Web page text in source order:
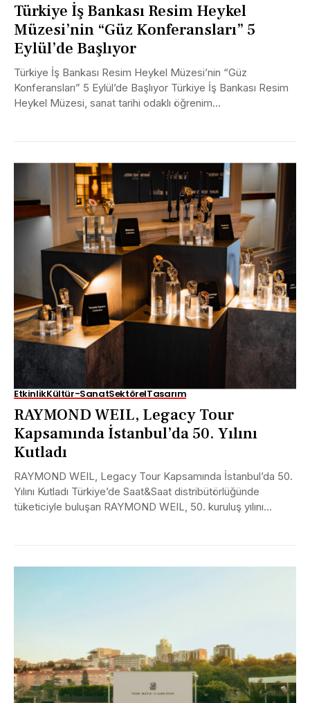
Türkiye İş Bankası Resim Heykel
Müzesi’nin “Güz Konferansları” 5
Eylül’de Başlıyor
Türkiye İş Bankası Resim Heykel Müzesi’nin “Güz
Konferansları” 5 Eylül’de Başlıyor Türkiye İş Bankası Resim
Heykel Müzesi, sanat tarihi odaklı öğrenim
EtkinlikKültür-SanatSektörelTasarım
RAYMOND WEIL, Legacy Tour
Kapsamında İstanbul’da 50. Yılını
Kutladı
RAYMOND WEIL, Legacy Tour Kapsamında İstanbul’da 50.
Yılını Kutladı Türkiye’de Saat&Saat distribütörlüğünde
tüketiciyle buluşan RAYMOND WEIL, 50. kuruluş yılını